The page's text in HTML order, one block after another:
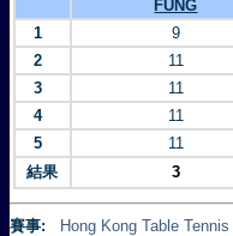
FUNG
1 9
2
11
3
11
4
11
5
11
結果
3
賽事:
Hong Kong Table